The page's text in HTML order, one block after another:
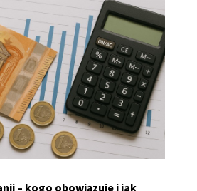
– kogo obowiązuje i jak